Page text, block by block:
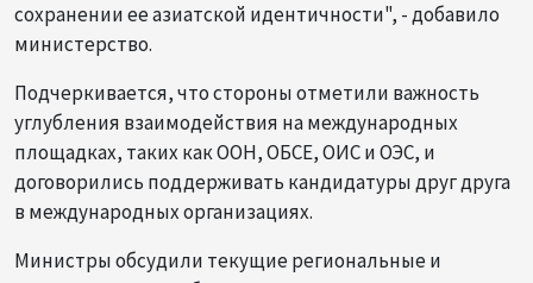
сохранении ее азиатской идентичности", - добавило
министерство.
Подчеркивается, что стороны отметили важность
углубления взаимодействия на международных
площадках, таких как ООН, ОБСЕ, ОИС и ОЭС, и
договорились поддерживать кандидатуры друг друга
в международных организациях.
Министры обсудили текущие региональные и